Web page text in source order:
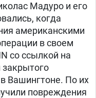
Мадуро и его
когда
американскими
в своем
со ссылкой на
Вашингтоне. По их
повреждения